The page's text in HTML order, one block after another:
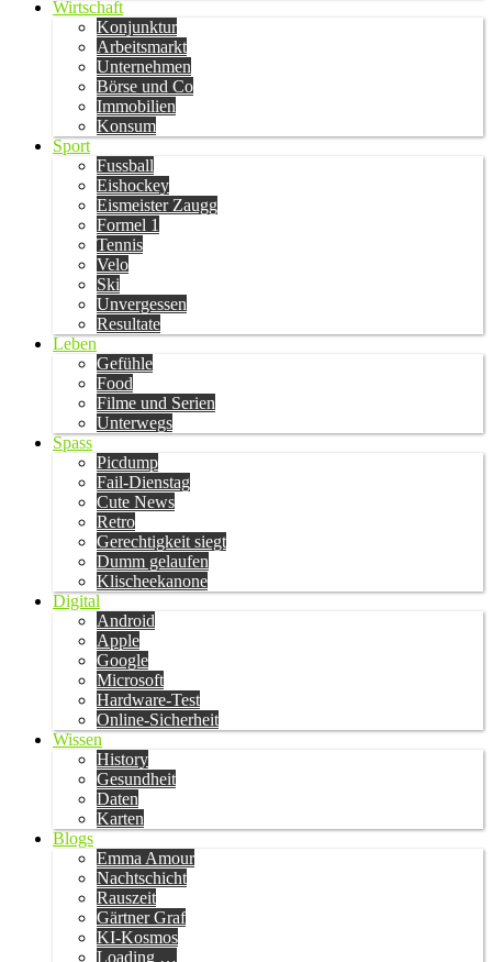
Wirtschaft
Konjunktur
Arbeitsmarkt
Unternehmen
Börse und Co
Immobilien
Konsum
Sport
Fussball
Eishockey
Eismeister Zaugg
Formel 1
Tennis
Velo
Ski
Unvergessen
Resultate
Leben
Gefühle
Food
Filme und Serien
Unterwegs
Spass
Picdump
Fail-Dienstag
Cute News
Retro
Gerechtigkeit siegt
Dumm gelaufen
Klischeekanone
Digital
Android
Apple
Google
Microsoft
Hardware-Test
Online-Sicherheit
Wissen
History
Gesundheit
Daten
Karten
Blogs
Emma Amour
Nachtschicht
Rauszeit
Gärtner Graf
KI-Kosmos
Loading …